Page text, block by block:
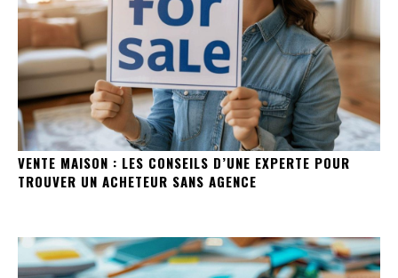
VENTE MAISON : LES CONSEILS D’UNE EXPERTE POUR
TROUVER UN ACHETEUR SANS AGENCE